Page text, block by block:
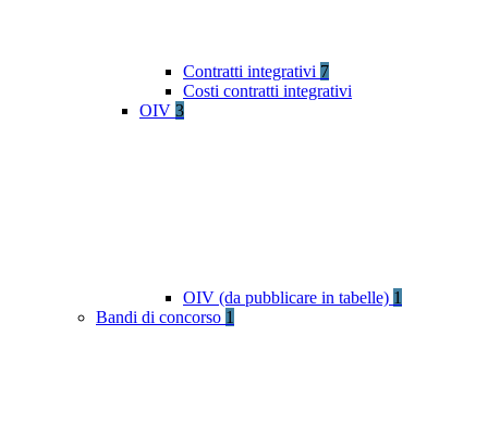
Contratti integrativi 7
Costi contratti integrativi
OIV 3
OIV (da pubblicare in tabelle) 1
Bandi di concorso 1